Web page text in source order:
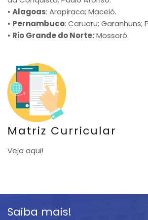
• Alagoas: Arapiraca; Maceió.
• Pernambuco: Caruaru; Garanhuns;
• Rio Grande do Norte:Mossoró.
Matriz Curricular
Veja aqui!
Saiba mais!